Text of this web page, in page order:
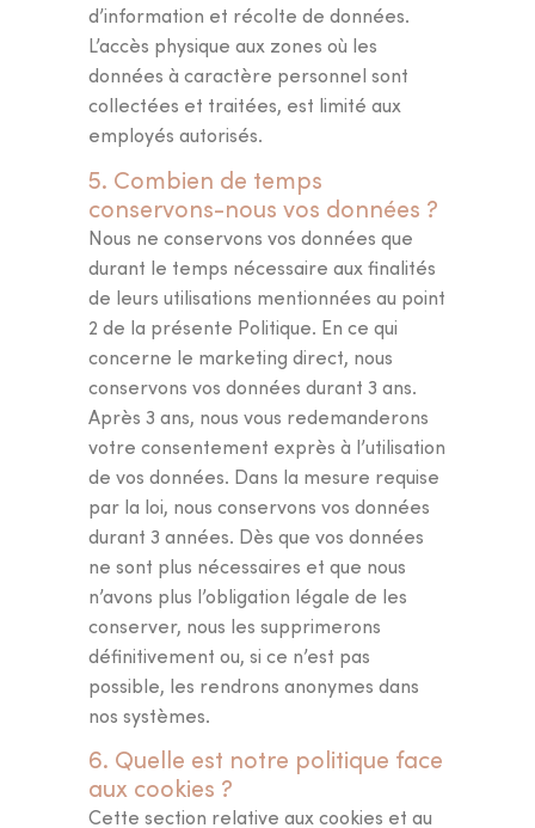
d’information et récolte de données.
L’accès physique aux zones où les
données à caractère personnel sont
collectées et traitées, est limité aux
employés autorisés.
5. Combien de temps
conservons-nous vos données ?
Nous ne conservons vos données que
durant le temps nécessaire aux finalités
de leurs utilisations mentionnées au point
2 de la présente Politique. En ce qui
concerne le marketing direct, nous
conservons vos données durant 3 ans.
Après 3 ans, nous vous redemanderons
votre consentement exprès à l’utilisation
de vos données. Dans la mesure requise
par la loi, nous conservons vos données
durant 3 années. Dès que vos données
ne sont plus nécessaires et que nous
n’avons plus l’obligation légale de les
conserver, nous les supprimerons
définitivement ou, si ce n’est pas
possible, les rendrons anonymes dans
nos systèmes.
6. Quelle est notre politique face
aux cookies ?
Cette section relative aux cookies et au